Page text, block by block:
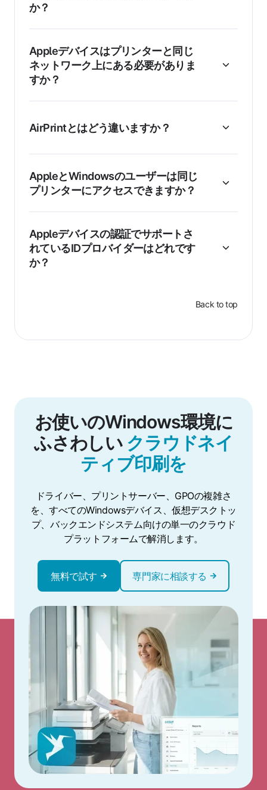
か？
Appleデバイスはプリンターと同じ
ネットワーク上にある必要がありま
すか？
AirPrintとはどう違いますか？
AppleとWindowsのユーザーは同じ
プリンターにアクセスできますか？
Appleデバイスの認証でサポートさ
れているIDプロバイダーはどれです
か？
Back to top
お使いのWindows環境に
ふさわしい クラウドネイ
ティブ印刷を
ドライバー、プリントサーバー、GPOの複雑さ
を、すべてのWindowsデバイス、仮想デスクトッ
プ、バックエンドシステム向けの単一のクラウド
プラットフォームで解消します。
無料で試す 専門家に相談する